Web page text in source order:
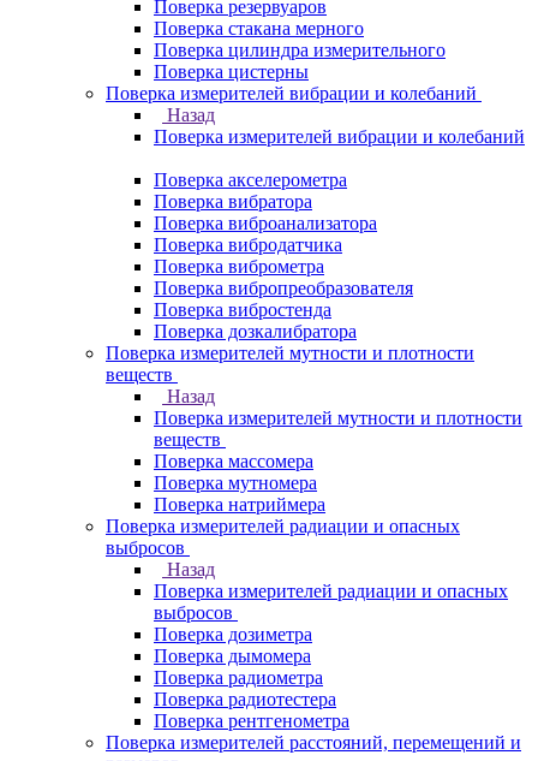
Поверка резервуаров
Поверка стакана мерного
Поверка цилиндра измерительного
Поверка цистерны
Поверка измерителей вибрации и колебаний
Назад
Поверка измерителей вибрации и колебаний
Поверка акселерометра
Поверка вибратора
Поверка виброанализатора
Поверка вибродатчика
Поверка виброметра
Поверка вибропреобразователя
Поверка вибростенда
Поверка дозкалибратора
Поверка измерителей мутности и плотности
веществ
Назад
Поверка измерителей мутности и плотности
веществ
Поверка массомера
Поверка мутномера
Поверка натриймера
Поверка измерителей радиации и опасных
выбросов
Назад
Поверка измерителей радиации и опасных
выбросов
Поверка дозиметра
Поверка дымомера
Поверка радиометра
Поверка радиотестера
Поверка рентгенометра
Поверка измерителей расстояний, перемещений и